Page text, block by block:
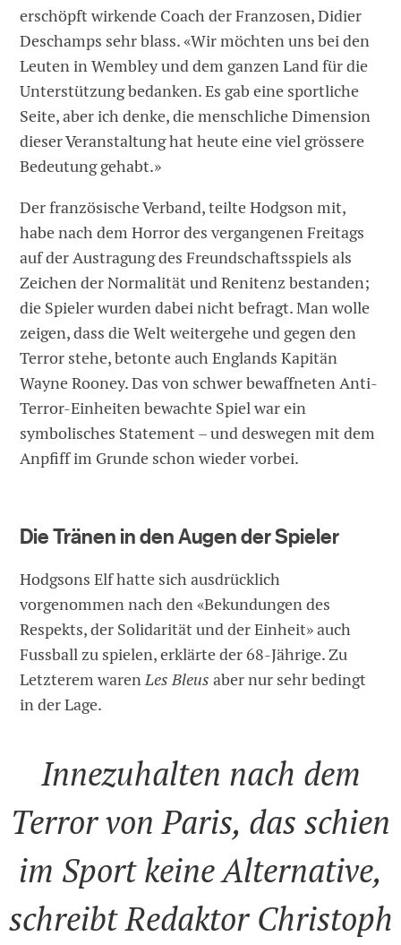
erschöpft wirkende Coach der Franzosen, Didier
Deschamps sehr blass. «Wir möchten uns bei den
Leuten in Wembley und dem ganzen Land für die
Unterstützung bedanken. Es gab eine sportliche
Seite, aber ich denke, die menschliche Dimension
dieser Veranstaltung hat heute eine viel grössere
Bedeutung gehabt.»
Der französische Verband, teilte Hodgson mit,
habe nach dem Horror des vergangenen Freitags
auf der Austragung des Freundschaftsspiels als
Zeichen der Normalität und Renitenz bestanden;
die Spieler wurden dabei nicht befragt. Man wolle
zeigen, dass die Welt weitergehe und gegen den
Terror stehe, betonte auch Englands Kapitän
Wayne Rooney. Das von schwer bewaffneten Anti-
Terror-Einheiten bewachte Spiel war ein
symbolisches Statement – und deswegen mit dem
Anpfiff im Grunde schon wieder vorbei.
Die Tränen in den Augen der Spieler
Hodgsons Elf hatte sich ausdrücklich
vorgenommen nach den «Bekundungen des
Respekts, der Solidarität und der Einheit» auch
Fussball zu spielen, erklärte der 68-Jährige. Zu
Letzterem warenLes Bleus aber nur sehr bedingt
in der Lage.
Innezuhalten nach dem
Terror von Paris, das schien
im Sport keine Alternative,
schreibt Redaktor Christoph